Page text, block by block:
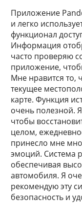
Приложение
и легко
функционал
Информация
часто проверяю
приложение,
Мне нравится то,
текущее
карте. Функция
очень полезной.
чтобы
целом,
принесло мне
эмоций. Система
обеспечивая
автомобиля. Я
рекомендую эту
безопасность и